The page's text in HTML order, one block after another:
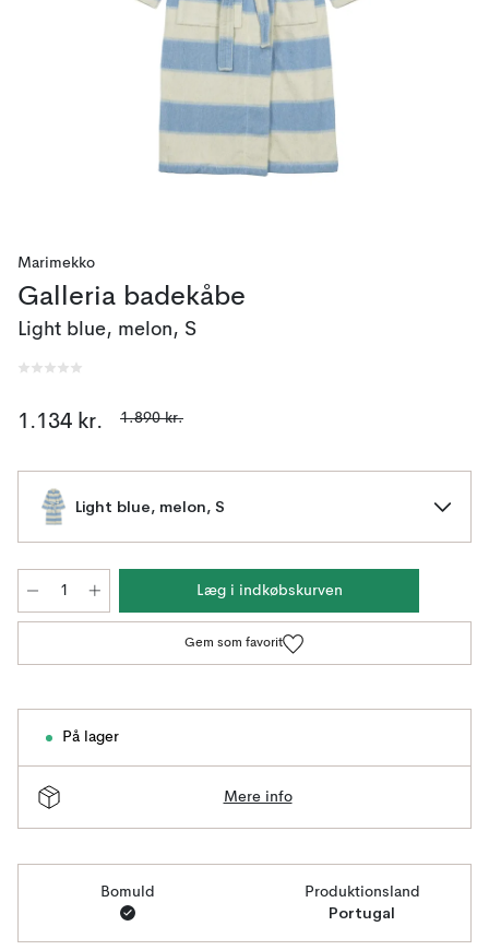
Marimekko
Galleria badekåbe
Light blue, melon, S
1.134 kr. 1.890 kr.
Light blue, melon, S
Læg i indkøbskurven
Gem som favorit
På lager
Mere info
Bomuld Produktionsland
Portugal